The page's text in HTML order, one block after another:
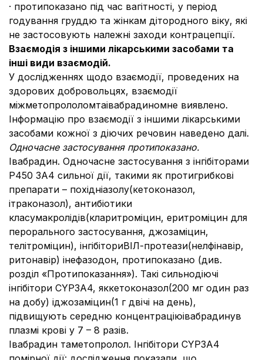
· протипоказано під час вагітності, у період
годування груддю та жінкам дітородного віку, які
не застосовують належні заходи контрацепції.
Взаємодія з іншими лікарськими засобами та
інші види взаємодій.
У дослідженнях щодо взаємодії, проведених на
здорових добровольцях, взаємодії
міжметопрололомтаівабрадиномне виявлено.
Інформацію про взаємодії з іншими лікарськими
засобами кожної з діючих речовин наведено далі.
Одночасне застосування протипоказано.
Івабрадин. Одночасне застосування з інгібіторами
P450 3A4 сильної дії, такими як протигрибкові
препарати – похідніазолу(кетоконазол,
ітраконазол), антибіотики
класумакролідів(кларитроміцин, еритроміцин для
перорального застосування, джозаміцин,
телітроміцин), інгібіториВІЛ-протеази(нелфінавір,
ритонавір) інефазодон, протипоказано (див.
розділ «Протипоказання»). Такі сильнодіючі
інгібітори CYP3A4, яккетоконазол(200 мг один раз
на добу) іджозаміцин(1 г двічі на день),
підвищують середню концентраціюівабрадинув
плазмі крові у 7 – 8 разів.
Івабрадин таметопролол. Інгібітори CYP3A4